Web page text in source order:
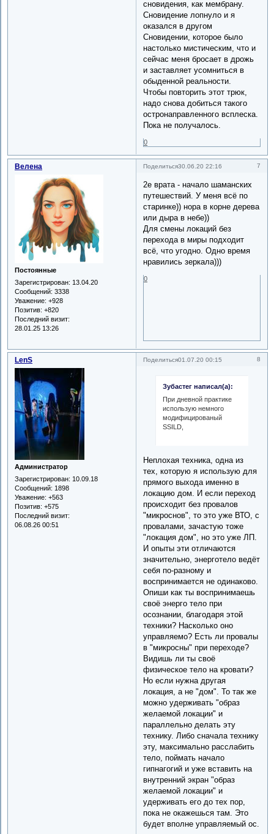
сновидения, как мембрану.
Сновидение лопнуло и я
оказался в другом
Сновидении, которое было
настолько мистическим, что и
сейчас меня бросает в дрожь
и заставляет усомниться в
обыденной реальности.
Чтобы повторить этот трюк,
надо снова добиться такого
остронаправленного всплеска.
Пока не получалось.
0
Поделиться 7
30.06.20 22:16
Велена
Постоянные
Зарегистрирован: 13.04.20
Сообщений: 3338
Уважение: +928
Позитив: +820
Последний визит:
28.01.25 13:26
2е врата - начало шаманских
путешествий. У меня всё по
старинке)) нора в корне дерева
или дыра в небе))
Для смены локаций без
перехода в миры подходит
всё, что угодно. Одно время
нравились зеркала)))
0
Поделиться 8
01.07.20 00:15
LenS
Администратор
Зарегистрирован: 10.09.18
Сообщений: 1898
Уважение: +563
Позитив: +575
Последний визит:
06.08.26 00:51
Зубастег написал(а):
При дневной практике
использую немного
модифицированый
SSILD,
Неплохая техника, одна из
тех, которую я использую для
прямого выхода именно в
локацию дом. И если переход
происходит без провалов
"микроснов", то это уже ВТО, с
провалами, зачастую тоже
"локация дом", но это уже ЛП.
И опыты эти отличаются
значительно, энерготело ведёт
себя по-разному и
воспринимается не одинаково.
Опиши как ты воспринимаешь
своё энерго тело при
осознании, благодаря этой
техники? Насколько оно
управляемо? Есть ли провалы
в "микросны" при переходе?
Видишь ли ты своё
физическое тело на кровати?
Но если нужна другая
локация, а не "дом". То так же
можно удерживать "образ
желаемой локации" и
параллельно делать эту
технику. Либо сначала технику
эту, максимально расслабить
тело, поймать начало
гипнагогий и уже вставить на
внутренний экран "образ
желаемой локации" и
удерживать его до тех пор,
пока не окажешься там. Это
будет вполне управляемый ос.